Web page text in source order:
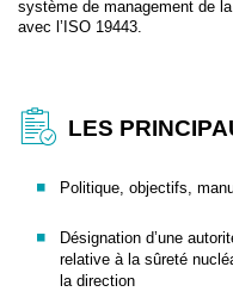
système de management de
avec l’ISO 19443.
LES
Politique, objectifs,
Désignation d’une
relative à la sûreté
la direction